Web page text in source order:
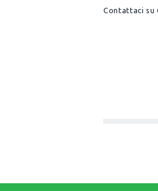
Contattaci su